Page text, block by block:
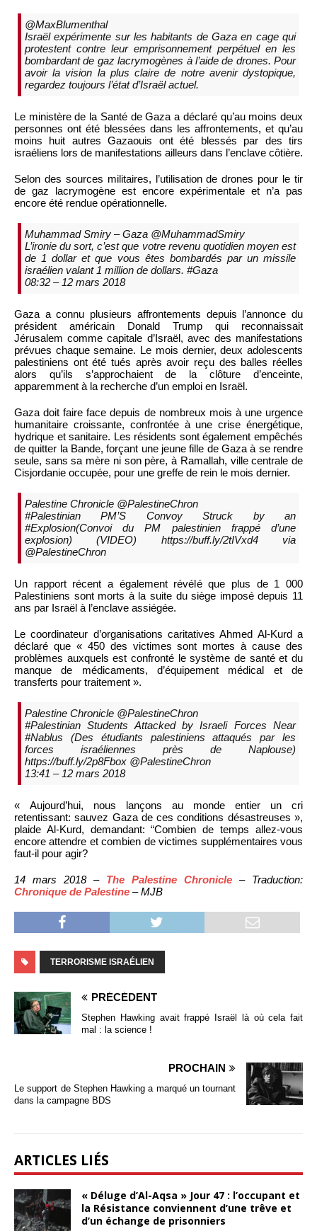
@MaxBlumenthal
Israël expérimente sur les habitants de Gaza en cage qui
protestent contre leur emprisonnement perpétuel en les
bombardant de gaz lacrymogènes à l’aide de drones. Pour
avoir la vision la plus claire de notre avenir dystopique,
regardez toujours l’état d’Israël actuel.
Le ministère de la Santé de Gaza a déclaré qu’au moins deux
personnes ont été blessées dans les affrontements, et qu’au
moins huit autres Gazaouis ont été blessés par des tirs
israéliens lors de manifestations ailleurs dans l’enclave côtière.
Selon des sources militaires, l’utilisation de drones pour le tir
de gaz lacrymogène est encore expérimentale et n’a pas
encore été rendue opérationnelle.
Muhammad Smiry – Gaza‏ @MuhammadSmiry
L’ironie du sort, c’est que votre revenu quotidien moyen est
de 1 dollar et que vous êtes bombardés par un missile
israélien valant 1 million de dollars. #Gaza
08:32 – 12 mars 2018
Gaza a connu plusieurs affrontements depuis l’annonce du
président américain Donald Trump qui reconnaissait
Jérusalem comme capitale d’Israël, avec des manifestations
prévues chaque semaine. Le mois dernier, deux adolescents
palestiniens ont été tués après avoir reçu des balles réelles
alors qu’ils s’approchaient de la clôture d’enceinte,
apparemment à la recherche d’un emploi en Israël.
Gaza doit faire face depuis de nombreux mois à une urgence
humanitaire croissante, confrontée à une crise énergétique,
hydrique et sanitaire. Les résidents sont également empêchés
de quitter la Bande, forçant une jeune fille de Gaza à se rendre
seule, sans sa mère ni son père, à Ramallah, ville centrale de
Cisjordanie occupée, pour une greffe de rein le mois dernier.
Palestine Chronicle‏ @PalestineChron
#Palestinian PM’S Convoy Struck by an
#Explosion(Convoi du PM palestinien frappé d’une
explosion) (VIDEO) https://buff.ly/2tIVxd4 via
@PalestineChron
Un rapport récent a également révélé que plus de 1 000
Palestiniens sont morts à la suite du siège imposé depuis 11
ans par Israël à l’enclave assiégée.
Le coordinateur d’organisations caritatives Ahmed Al-Kurd a
déclaré que « 450 des victimes sont mortes à cause des
problèmes auxquels est confronté le système de santé et du
manque de médicaments, d’équipement médical et de
transferts pour traitement ».
Palestine Chronicle‏ @PalestineChron
#Palestinian Students Attacked by Israeli Forces Near
#Nablus (Des étudiants palestiniens attaqués par les
forces israéliennes près de Naplouse)
https://buff.ly/2p8Fbox @PalestineChron
13:41 – 12 mars 2018
« Aujourd’hui, nous lançons au monde entier un cri
retentissant: sauvez Gaza de ces conditions désastreuses »,
plaide Al-Kurd, demandant: “Combien de temps allez-vous
encore attendre et combien de victimes supplémentaires vous
faut-il pour agir?
14 mars 2018 – The Palestine Chronicle – Traduction:
Chronique de Palestine – MJB
TERRORISME ISRAÉLIEN
PRÉCÉDENT
Stephen Hawking avait frappé Israël là où cela fait
mal : la science !
PROCHAIN
Le support de Stephen Hawking a marqué un tournant
dans la campagne BDS
ARTICLES LIÉS
« Déluge d’Al-Aqsa » Jour 47 : l’occupant et
la Résistance conviennent d’une trêve et
d’un échange de prisonniers